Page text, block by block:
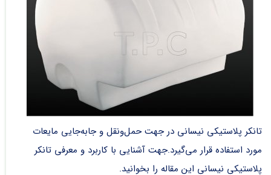
تانکر پلاستیکی نیسانی در جهت حمل‌ونقل و جابه‌جایی مایعات
مورد استفاده قرار می‌گیرد.جهت آشنایی با کاربرد و معرفی تانکر
پلاستیکی نیسانی این مقاله را بخوانید.